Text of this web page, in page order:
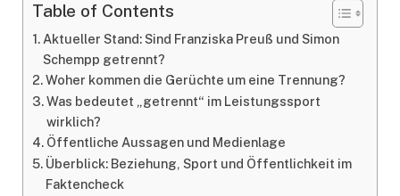
Table of Contents
Aktueller Stand: Sind Franziska Preuß und Simon
Schempp getrennt?
Woher kommen die Gerüchte um eine Trennung?
Was bedeutet „getrennt“ im Leistungssport
wirklich?
Öffentliche Aussagen und Medienlage
Überblick: Beziehung, Sport und Öffentlichkeit im
Faktencheck